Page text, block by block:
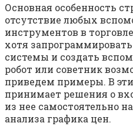
Основная особенность
отсутствие любых
инструментов в
хотя
системы и создать
робот или советник
приведем примеры. В
принимает решения о
из нее самостоятельно
анализа графика цен.